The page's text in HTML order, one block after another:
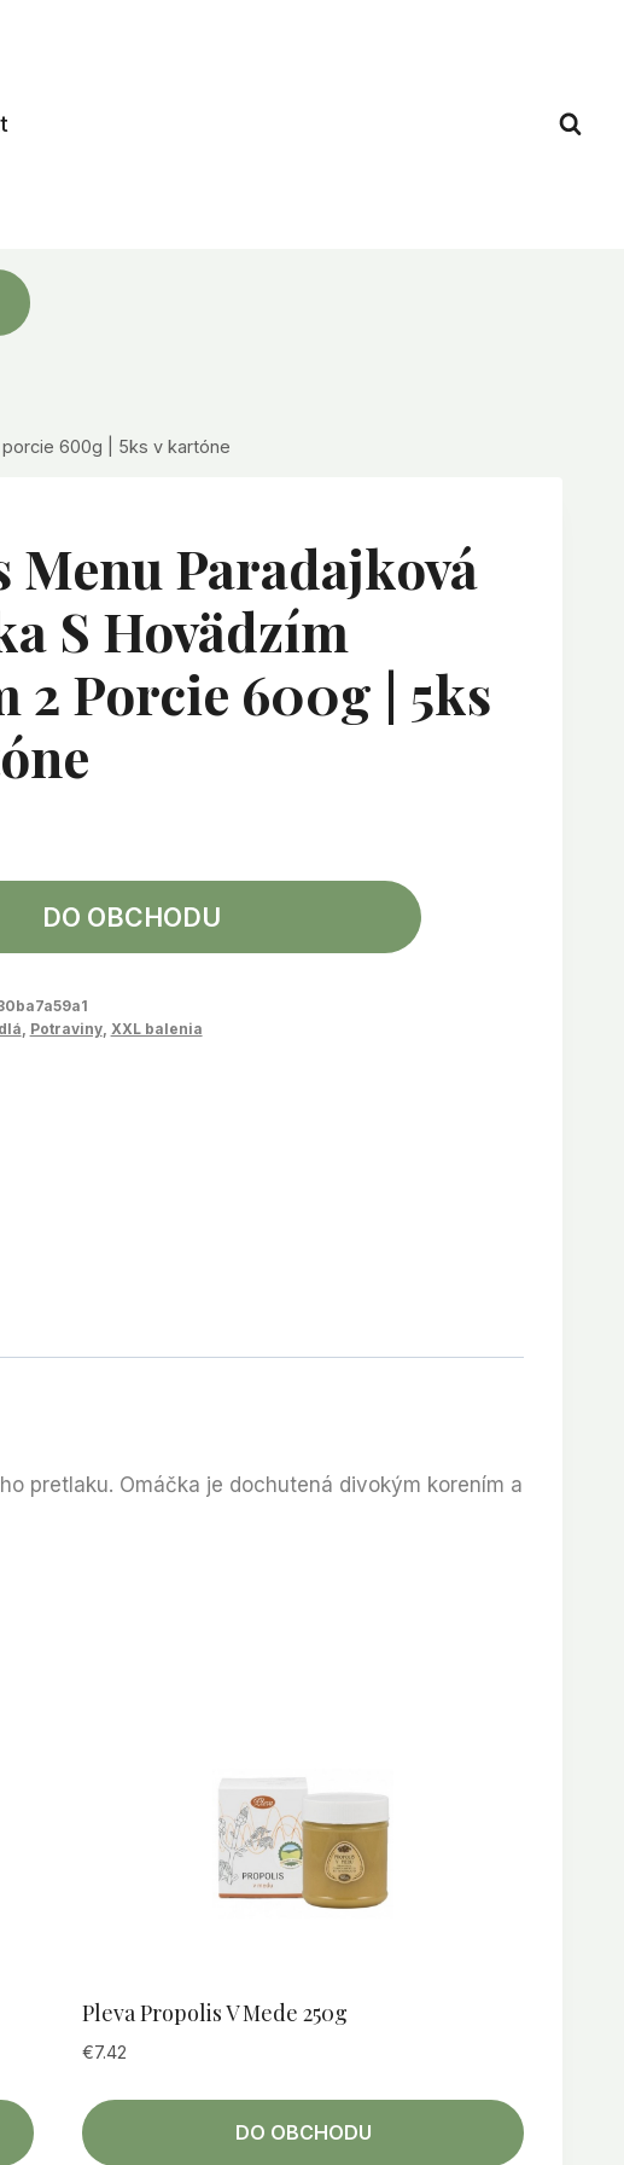
600g | 5ks v kartóne
Menu Paradajková
S Hovädzím
2 Porcie 600g | 5ks
DO OBCHODU
Potraviny, XXL balenia
pretlaku. Omáčka je dochutená divokým korením a
Pleva Propolis V Mede 250g
€7.42
DO OBCHODU